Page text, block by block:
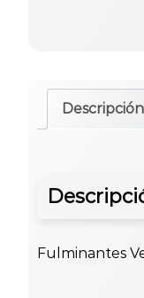
Descripción
Fulminantes